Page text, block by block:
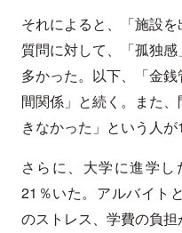
それによると、「施設
質問に対して、「孤独
多かった。以下、「金
間関係」と続く。また
きなかった」という人が
さらに、大学に進学
21％いた。アルバイト
のストレス、学費の負